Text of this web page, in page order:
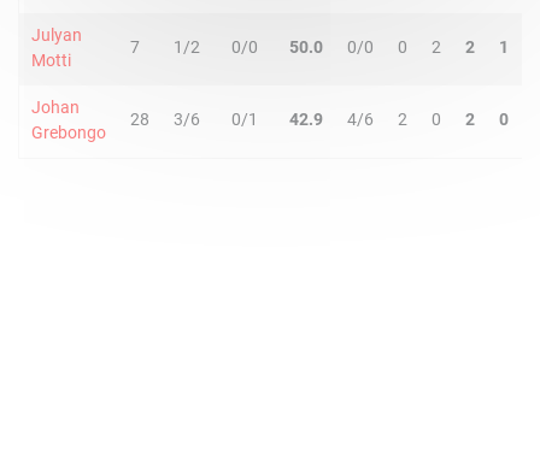
Julyan
Motti
7 1/2 0/0 50.0 0/0 0 2 2 1
Johan
Grebongo
28 3/6 0/1 42.9 4/6 2 0 2 0